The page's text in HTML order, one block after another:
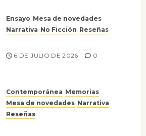
Ensayo Mesa de novedades
Narrativa No Ficción Reseñas
6 DE JULIO DE 2026 0
Contemporánea Memorias
Mesa de novedades Narrativa
Reseñas